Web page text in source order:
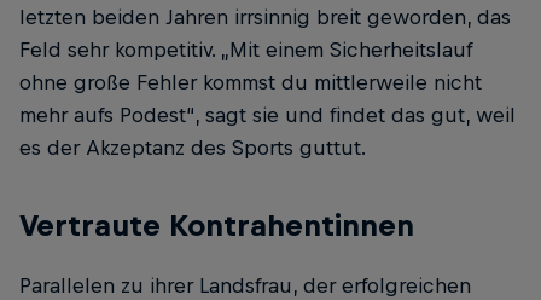
letzten beiden Jahren irrsinnig breit geworden, das
Feld sehr kompetitiv. „Mit einem Sicherheitslauf
ohne große Fehler kommst du mittlerweile nicht
mehr aufs Podest“, sagt sie und findet das gut, weil
es der Akzeptanz des Sports guttut.
Vertraute Kontrahentinnen
Parallelen zu ihrer Landsfrau, der erfolgreichen